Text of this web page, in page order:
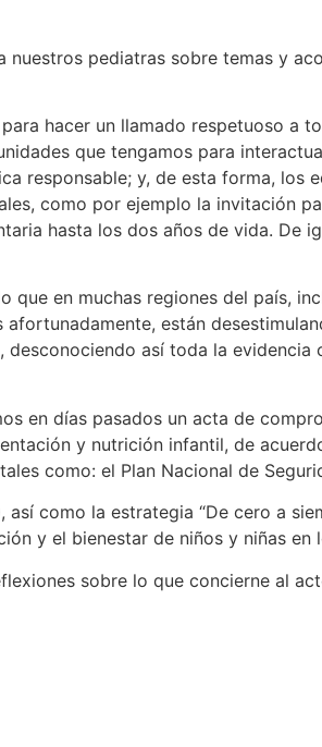
pediatras sobre temas y
hacer un llamado respetuoso a
que tengamos para
responsable; y, de esta forma, los
como por ejemplo la invitación
hasta los dos años de vida. De
en muchas regiones del país,
están
así toda la
en días pasados un acta de
y nutrición infantil, de
como: el Plan Nacional de
como la estrategia “De cero a
y el bienestar de niños y niñas en
sobre lo que concierne al